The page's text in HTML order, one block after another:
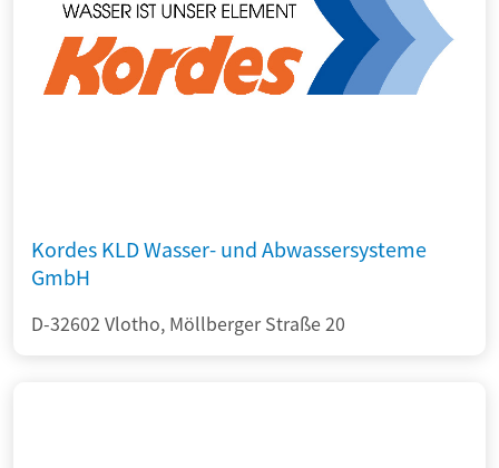
Kordes KLD Wasser- und Abwassersysteme
GmbH
D-32602 Vlotho, Möllberger Straße 20